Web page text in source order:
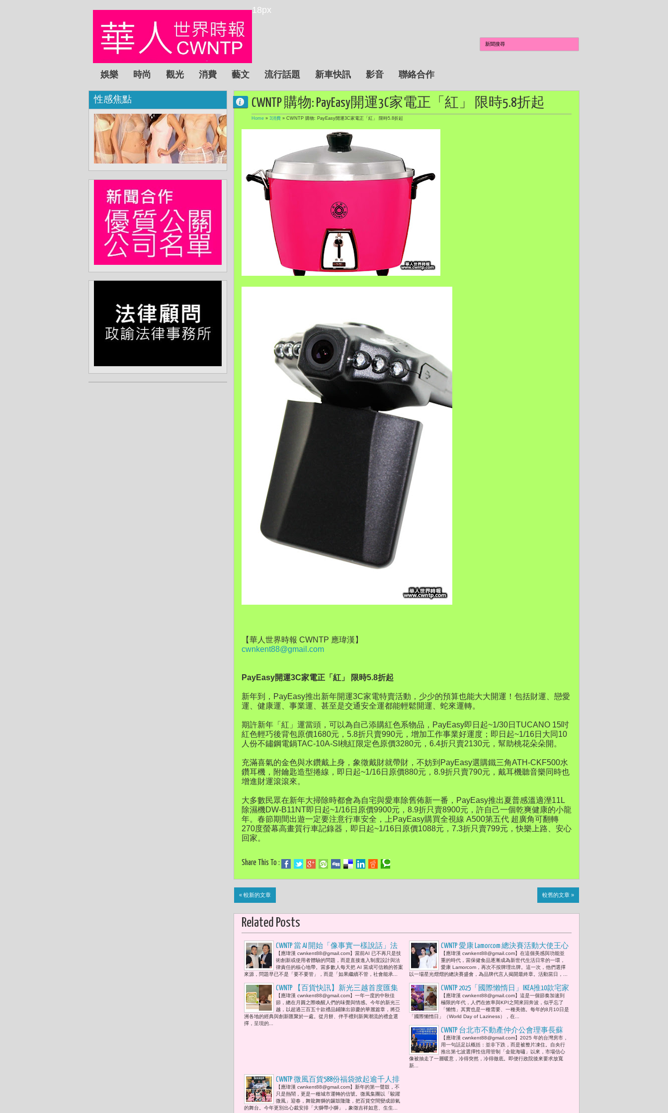
18px
娛樂 時尚 觀光 消費 藝文 流行話題 新車快訊 影音 聯絡合作
CWNTP 購物: PayEasy開運3C家電正「紅」 限時5.8折起
Home » 3消費 » CWNTP 購物: PayEasy開運3C家電正「紅」 限時5.8折起
【華人世界時報 CWNTP 應瑋漢】
cwnkent88@gmail.com
PayEasy開運3C家電正「紅」 限時5.8折起
新年到，PayEasy推出新年開運3C家電特賣活動，少少的預算也能大大開運！包括財運、戀愛
運、健康運、事業運、甚至是交通安全運都能輕鬆開運、蛇來運轉。
期許新年「紅」運當頭，可以為自己添購紅色系物品，PayEasy即日起~1/30日TUCANO 15吋
紅色輕巧後背包原價1680元，5.8折只賣990元，增加工作事業好運度；即日起~1/16日大同10
人份不鏽鋼電鍋TAC-10A-SI桃紅限定色原價3280元，6.4折只賣2130元，幫助桃花朵朵開。
充滿喜氣的金色與水鑽戴上身，象徵戴財就帶財，不妨到PayEasy選購鐵三角ATH-CKF500水
鑽耳機，附鑰匙造型捲線，即日起~1/16日原價880元，8.9折只賣790元，戴耳機聽音樂同時也
增進財運滾滾來。
大多數民眾在新年大掃除時都會為自宅與愛車除舊佈新一番，PayEasy推出夏普感溫適溼11L
除濕機DW-B11NT即日起~1/16日原價9900元，8.9折只賣8900元，許自己一個乾爽健康的小龍
年。春節期間出遊一定要注意行車安全，上PayEasy購買全視線 A500第五代 超廣角可翻轉
270度螢幕高畫質行車記錄器，即日起~1/16日原價1088元，7.3折只賣799元，快樂上路、安心
回家。
Share This To :
« 較新的文章 較舊的文章 »
Related Posts
CWNTP 當 AI 開始「像事實一樣說話」法
律若再不出手，代價將由所有人承擔 --
周念暉律師表示，「 AI 這種介在『意
見』跟『事實』之間的模糊地帶，其實
正是現在法律最跟不上的地方。」
【應瑋漢 cwnkent88@gmail.com】當前AI 已不再只是技
術創新或使用者體驗的問題，而是直接進入制度設計與法
律責任的核心地帶。當多數人每天把 AI 當成可信賴的答案
來源，問題早已不是「要不要管」，而是「如果繼續不管，社會能承...
CWNTP 愛康 Lamorcom 總決賽活動大使王心
恬優雅登場 見證保健新美學
【應瑋漢 cwnkent88@gmail.com】在這個美感與功能並
重的時代，當保健食品逐漸成為新世代生活日常的一環，
愛康 Lamorcom，再次不按牌理出牌。這一次，他們選擇
以一場星光熠熠的總決賽盛會，為品牌代言人揭開最終章。活動當日，...
CWNTP 【百貨快訊】新光三越首度匯集
台、港、日、馬來風味月餅及350款中秋
禮品線上線下預購開跑 微風信義日本排
隊生吐司「銀座仁志川」 限定「麝香葡
【應瑋漢 cwnkent88@gmail.com】一年一度的中秋佳
節，總在月圓之際喚醒人們的味覺與情感。今年的新光三
越，以超過三百五十款禮品鋪陳出節慶的華麗篇章，將亞
洲各地的經典與創新匯聚於一處。從月餅、伴手禮到新興潮流的禮盒選
擇，呈現的...
CWNTP 2025「國際懶惰日」IKEA推10款宅家
神器「躺好、躺滿、躺出儀式感」耍
廢，值得被尊重
【應瑋漢 cwnkent88@gmail.com】這是一個節奏加速到
極限的年代，人們在效率與KPI之間來回奔波，似乎忘了
「懶惰」其實也是一種需要、一種美德。每年的8月10日是
「國際懶惰日」（World Day of Laziness），在...
CWNTP 台北市不動產仲介公會理事長蘇
金城：「金龍海嘯之後：急凍的房市與
台灣經濟的耐寒測試。市場呈現一種奇
特的『量冷價不冷』型態。」
【應瑋漢 cwnkent88@gmail.com】2025 年的台灣房市，
用一句話足以概括：並非下跌，而是被整片凍住。自央行
推出第七波選擇性信用管制「金龍海嘯」以來，市場信心
像被抽走了一層暖意，冷得突然，冷得徹底。即便行政院後來要求放寬
新...
CWNTP 微風百貨588份福袋掀起­­­逾千人排
買 通寶半導體謝先生全家5口排2天搶第
一 頭獎SUZUKI越野車10:46抽出
【應瑋漢 cwnkent88@gmail.com】新年的第一聲鼓，不
只是熱鬧，更是一種城市運轉的信號。微風集團以「駿躍
微風」迎春，舞龍舞獅的鑼鼓隆隆，把百貨空間變成節氣
的舞台。今年更別出心裁安排「大獅帶小獅」，象徵吉祥如意、生生...
性感焦點